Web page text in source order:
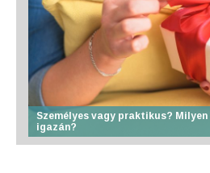
Személyes vagy praktikus?
igazán?